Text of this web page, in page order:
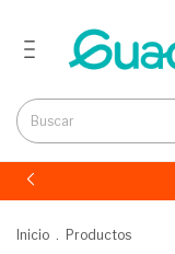
Inicio . Productos